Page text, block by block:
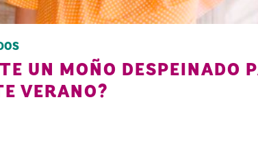
UN MOÑO DESPEINADO
VERANO?